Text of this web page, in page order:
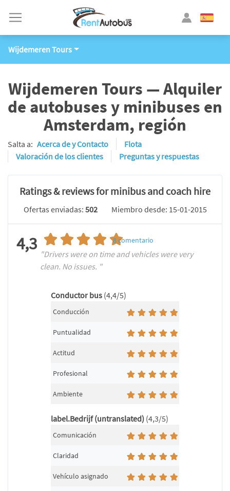
Wijdemeren Tours
Wijdemeren Tours — Alquiler
de autobuses y minibuses en
Amsterdam, región
Salta a: Acerca de y Contacto
Flota
Valoración de los clientes
Preguntas y respuestas
Ratings & reviews for minibus and coach hire
Ofertas enviadas: 502 Miembro desde: 15-01-2015
4,3 8comentario
"Drivers were on time and vehicles were very
clean. No issues. "
Conductor bus (4,4/5)
Conducción
Puntualidad
Actitud
Profesional
Ambiente
label.Bedrijf (untranslated) (4,3/5)
Comunicación
Claridad
Vehículo asignado